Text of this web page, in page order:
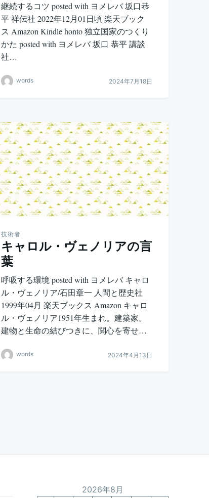
継続するコツ posted with ヨメレバ 坂口恭
平 祥伝社 2022年12月01日頃 楽天ブック
ス Amazon Kindle honto 独立国家のつくり
かた posted with ヨメレバ 坂口 恭平 講談
社…
words 2024年7月18日
技術者
キャロル・ヴェノリアの言
葉
呼吸する環境 posted with ヨメレバ キャロ
ル・ヴェノリア/石田章一 人間と歴史社
1999年04月 楽天ブックス Amazon キャロ
ル・ヴェノリア1951年生まれ。建築家。
建物と生命の結びつきに、関心を寄せ…
words 2024年4月13日
2026年8月